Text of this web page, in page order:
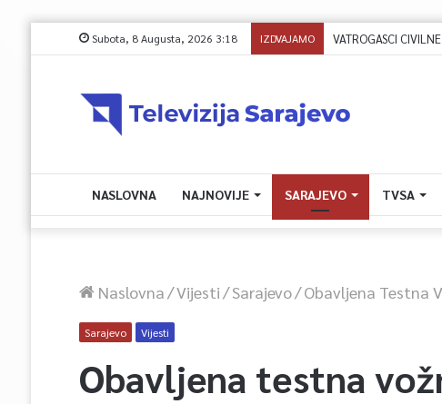
Subota, 8 Augusta, 2026 3:18 IZDVAJAMO
NASLOVNA NAJNOVIJE SARAJEVO TVSA
Naslovna/Vijesti/Sarajevo/Obavljena Testna
Sarajevo Vijesti
Obavljena testna